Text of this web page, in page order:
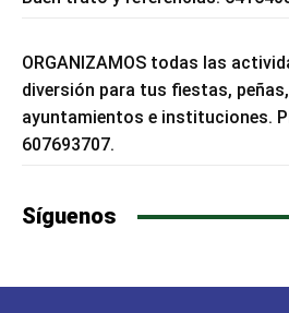
ORGANIZAMOS todas las
diversión para tus fiestas,
ayuntamientos e instituciones.
607693707.
Síguenos